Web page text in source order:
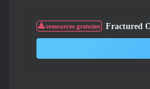
ressources gratuites Fractured